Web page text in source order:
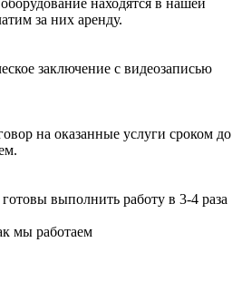
за них аренду.
заключение с видеозаписью
на оказанные услуги сроком до
выполнить работу в 3-4 раза
мы работаем